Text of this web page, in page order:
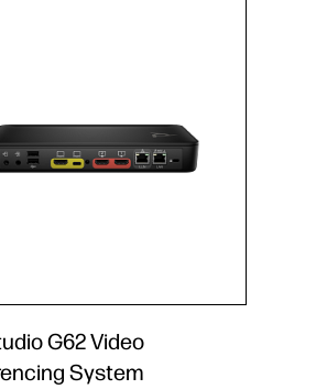
G62 Video
System